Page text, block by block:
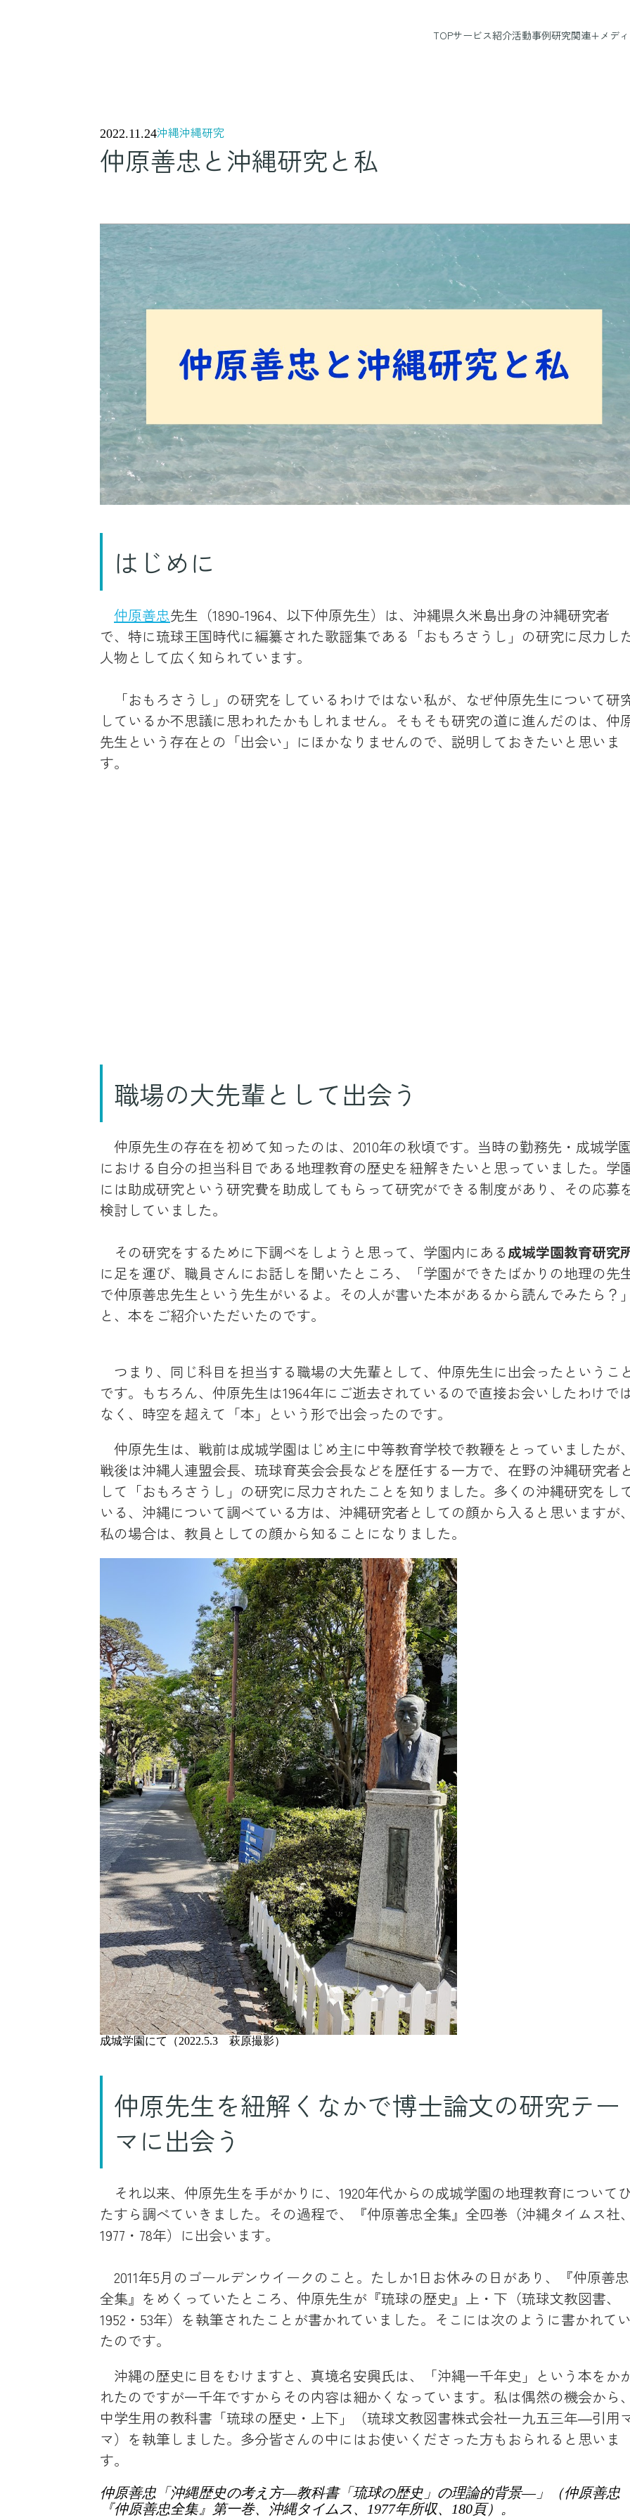
TOPサービス紹介活動事例研究関連+メデ
2022.11.24沖縄沖縄研究
仲原善忠と沖縄研究と私
はじめに
仲原善忠先生（1890-1964、以下仲原先生）は、沖縄県久米島出身の沖縄研究者
で、特に琉球王国時代に編纂された歌謡集である「おもろさうし」の研究に尽力し
人物として広く知られています。
「おもろさうし」の研究をしているわけではない私が、なぜ仲原先生について研
しているか不思議に思われたかもしれません。そもそも研究の道に進んだのは、仲
先生という存在との「出会い」にほかなりませんので、説明しておきたいと思いま
す。
職場の大先輩として出会う
仲原先生の存在を初めて知ったのは、2010年の秋頃です。当時の勤務先・成城学園
における自分の担当科目である地理教育の歴史を紐解きたいと思っていました。学
には助成研究という研究費を助成してもらって研究ができる制度があり、その応募
検討していました。
その研究をするために下調べをしようと思って、学園内にある成城学園教育研究
に足を運び、職員さんにお話しを聞いたところ、「学園ができたばかりの地理の先
で仲原善忠先生という先生がいるよ。その人が書いた本があるから読んでみたら？」
と、本をご紹介いただいたのです。
つまり、同じ科目を担当する職場の大先輩として、仲原先生に出会ったというこ
です。もちろん、仲原先生は1964年にご逝去されているので直接お会いしたわけで
なく、時空を超えて「本」という形で出会ったのです。
仲原先生は、戦前は成城学園はじめ主に中等教育学校で教鞭をとっていましたが、
戦後は沖縄人連盟会長、琉球育英会会長などを歴任する一方で、在野の沖縄研究者
して「おもろさうし」の研究に尽力されたことを知りました。多くの沖縄研究をし
いる、沖縄について調べている方は、沖縄研究者としての顔から入ると思いますが、
私の場合は、教員としての顔から知ることになりました。
成城学園にて（2022.5.3 萩原撮影）
仲原先生を紐解くなかで博士論文の研究テー
マに出会う
それ以来、仲原先生を手がかりに、1920年代からの成城学園の地理教育について
たすら調べていきました。その過程で、『仲原善忠全集』全四巻（沖縄タイムス社、
1977・78年）に出会います。
2011年5月のゴールデンウイークのこと。たしか1日お休みの日があり、『仲原善忠
全集』をめくっていたところ、仲原先生が『琉球の歴史』上・下（琉球文教図書、
1952・53年）を執筆されたことが書かれていました。そこには次のように書かれてい
たのです。
沖縄の歴史に目をむけますと、真境名安興氏は、「沖縄一千年史」という本をか
れたのですが一千年ですからその内容は細かくなっています。私は偶然の機会から、
中学生用の教科書「琉球の歴史・上下」（琉球文教図書株式会社一九五三年―引用
マ）を執筆しました。多分皆さんの中にはお使いくださった方もおられると思いま
す。
仲原善忠「沖縄歴史の考え方―教科書「琉球の歴史」の理論的背景―」（仲原善忠
『仲原善忠全集』第一巻、沖縄タイムス、1977年所収、180頁）。